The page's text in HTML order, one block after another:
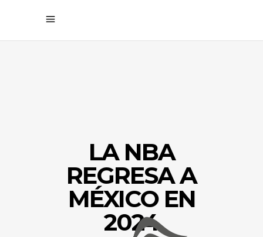
LA NBA
REGRESA A
MÉXICO EN
2024